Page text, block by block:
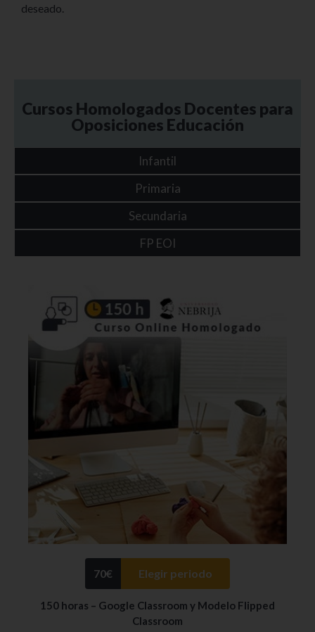
deseado.
Cursos Homologados Docentes para
Oposiciones Educación
Infantil
Primaria
Secundaria
FP EOI
70€ Elegir periodo
150 horas – Google Classroom y Modelo Flipped
Classroom